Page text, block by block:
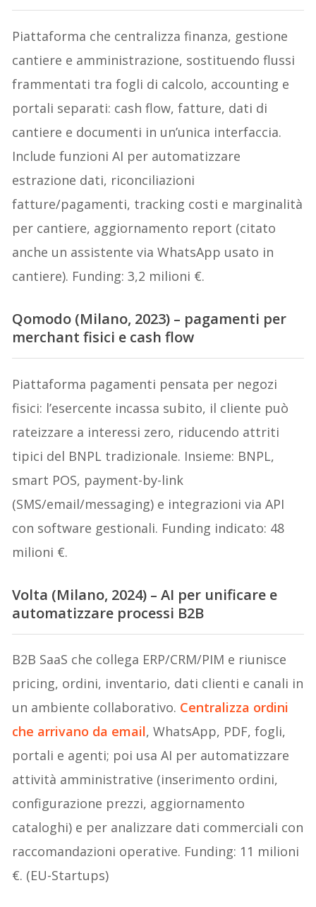
Piattaforma che centralizza finanza, gestione
cantiere e amministrazione, sostituendo flussi
frammentati tra fogli di calcolo, accounting e
portali separati: cash flow, fatture, dati di
cantiere e documenti in un’unica interfaccia.
Include funzioni AI per automatizzare
estrazione dati, riconciliazioni
fatture/pagamenti, tracking costi e marginalità
per cantiere, aggiornamento report (citato
anche un assistente via WhatsApp usato in
cantiere). Funding: 3,2 milioni €.
Qomodo (Milano, 2023) – pagamenti per
merchant fisici e cash flow
Piattaforma pagamenti pensata per negozi
fisici: l’esercente incassa subito, il cliente può
rateizzare a interessi zero, riducendo attriti
tipici del BNPL tradizionale. Insieme: BNPL,
smart POS, payment-by-link
(SMS/email/messaging) e integrazioni via API
con software gestionali. Funding indicato: 48
milioni €.
Volta (Milano, 2024) – AI per unificare e
automatizzare processi B2B
B2B SaaS che collega ERP/CRM/PIM e riunisce
pricing, ordini, inventario, dati clienti e canali in
un ambiente collaborativo. Centralizza ordini
che arrivano da email, WhatsApp, PDF, fogli,
portali e agenti; poi usa AI per automatizzare
attività amministrative (inserimento ordini,
configurazione prezzi, aggiornamento
cataloghi) e per analizzare dati commerciali con
raccomandazioni operative. Funding: 11 milioni
€. (EU-Startups)